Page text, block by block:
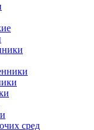
сред